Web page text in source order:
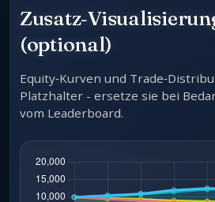
(22.10.2025), BlockBeats
(Okt 2025). Links
(optional)
Equity‑Kurven und
Platzhalter - ersetze sie bei
vom Leaderboard.